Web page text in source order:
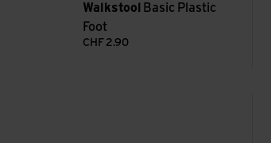
Walkstool
Basic Plastic
Foot
CHF 2.90